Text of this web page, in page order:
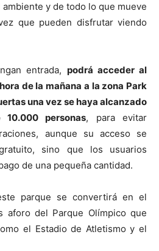
y de todo lo que mueve
que pueden disfrutar viendo
entrada, podrá acceder al
de la mañana a la zona Park
una vez se haya alcanzado
personas, para evitar
aunque su acceso se
sino que los usuarios
de una pequeña cantidad.
parque se convertirá en el
aforo del Parque Olímpico que
el Estadio de Atletismo y el